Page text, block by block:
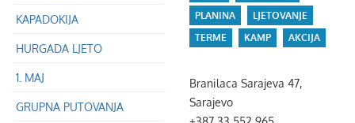
KAPADOKIJA
HURGADA LJETO
1. MAJ
GRUPNA PUTOVANJA
PLANINA
LJETOVANJE
TERME
KAMP AKCIJA
Branilaca Sarajeva 47,
Sarajevo